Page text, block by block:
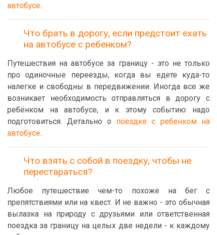
автобусе.
Что брать в дорогу, если предстоит ехать
на автобусе с ребенком?
Путешествия на автобусе за границу - это не только
про одиночные переезды, когда вы едете куда-то
налегке и свободны в передвижении. Иногда все же
возникает необходимость отправляться в дорогу с
ребёнком на автобусе, и к этому событию надо
подготовиться. Детально о поездке с ребенком на
автобусе.
Что взять с собой в поездку, чтобы не
перестараться?
Любое путешествие чем-то похоже на бег с
препятствиями или на квест. И не важно - это обычная
вылазка на природу с друзьями или ответственная
поездка за границу на целых две недели - к каждому